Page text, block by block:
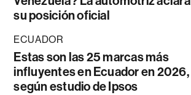
su posición oficial
ECUADOR
Estas son las 25 marcas más
influyentes en Ecuador en 2026,
según estudio de Ipsos